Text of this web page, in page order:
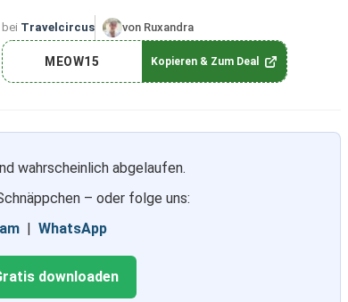
bei Travelcircus von Ruxandra
MEOW15 Kopieren & Zum Deal
wahrscheinlich abgelaufen.
– oder folge uns:
| WhatsApp
downloaden